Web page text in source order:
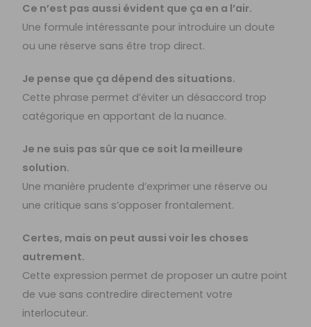
Ce n’est pas aussi évident que ça en a l’air.
Une formule intéressante pour introduire un doute
ou une réserve sans être trop direct.
Je pense que ça dépend des situations.
Cette phrase permet d’éviter un désaccord trop
catégorique en apportant de la nuance.
Je ne suis pas sûr que ce soit la meilleure
solution.
Une manière prudente d’exprimer une réserve ou
une critique sans s’opposer frontalement.
Certes, mais on peut aussi voir les choses
autrement.
Cette expression permet de proposer un autre point
de vue sans contredire directement votre
interlocuteur.